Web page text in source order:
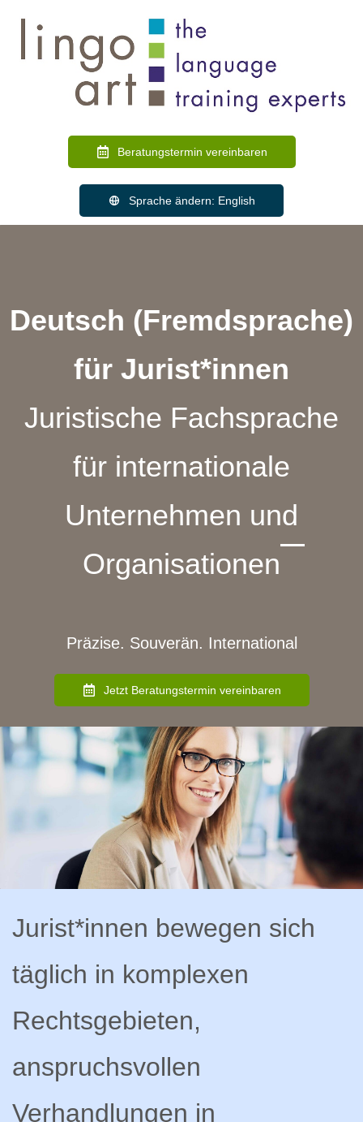
Beratungstermin vereinbaren
Sprache ändern: English
Deutsch (Fremdsprache)
für Jurist*innen
Juristische Fachsprache
für internationale
Unternehmen und
Organisationen
Präzise. Souverän. International
Jetzt Beratungstermin vereinbaren
Jurist*innen bewegen sich
täglich in komplexen
Rechtsgebieten,
anspruchsvollen
Verhandlungen in